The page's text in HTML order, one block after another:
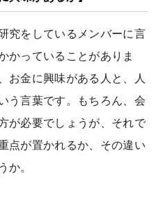
究をしているメンバーに言
かっていることがありま
お金に興味がある人と、人
う言葉です。もちろん、会
が必要でしょうが、それで
点が置かれるか、その違い
か。